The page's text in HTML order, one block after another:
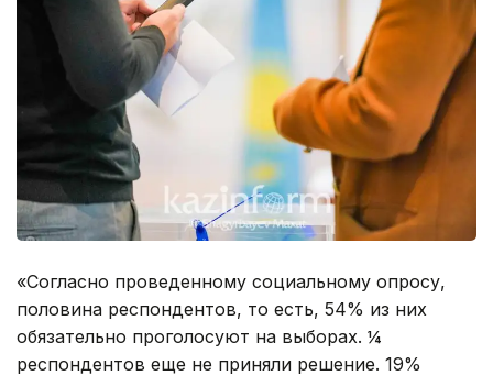
«Согласно проведенному социальному опросу,
половина респондентов, то есть, 54% из них
обязательно проголосуют на выборах. ¼
респондентов еще не приняли решение. 19%